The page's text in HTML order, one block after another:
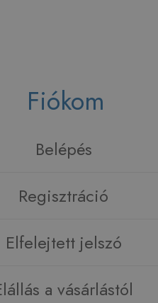
Fiókom
Belépés
Regisztráció
Elfelejtett jelszó
a vásárlástól